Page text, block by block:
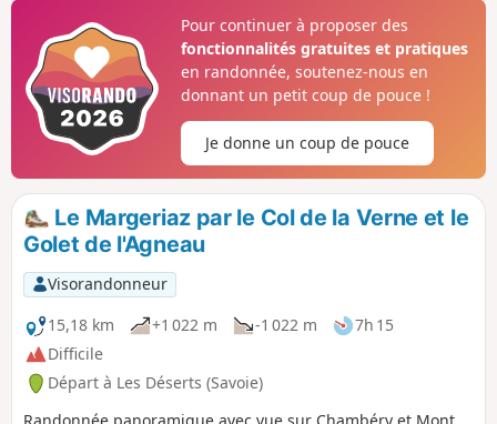
panoramas sur le Massif des Bauges et
ceux environnants et le Mont-Blanc
Pour continuer à proposer des
fonctionnalités gratuites et pratiques
en randonnée, soutenez-nous en
donnant un petit coup de pouce !
Je donne un coup de pouce
Le Margeriaz par le Col de la Verne et le
Golet de l'Agneau
Visorandonneur
15,18 km
+1 022 m -1 022 m
7h 15
Difficile
Départ à Les Déserts (Savoie)